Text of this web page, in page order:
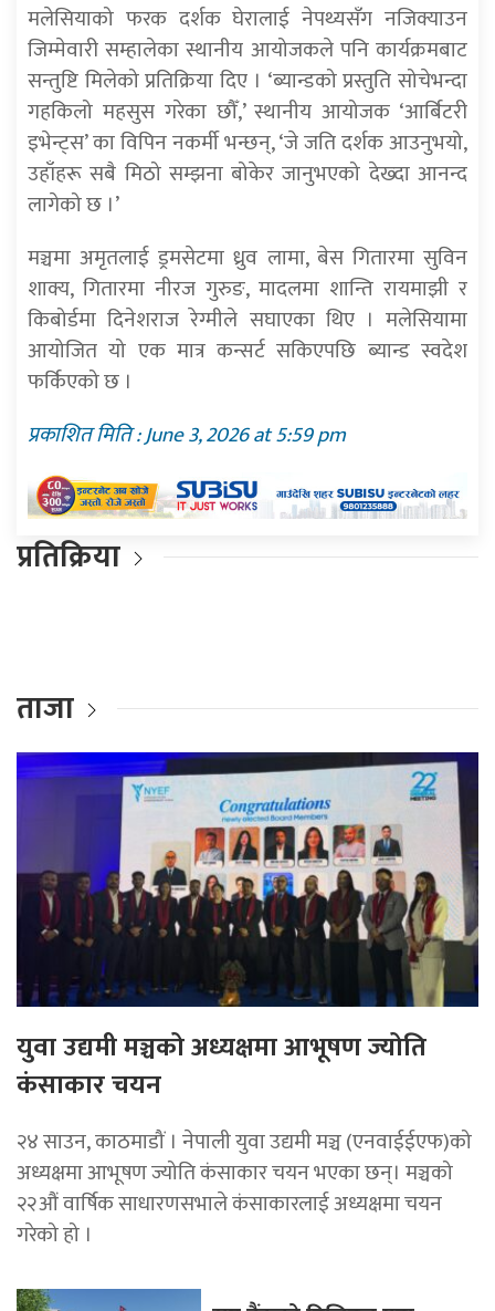
मलेसियाको फरक दर्शक घेरालाई नेपथ्यसँग नजिक्याउन
जिम्मेवारी सम्हालेका स्थानीय आयोजकले पनि कार्यक्रमबाट
सन्तुष्टि मिलेको प्रतिक्रिया दिए । ‘ब्यान्डको प्रस्तुति सोचेभन्दा
गहकिलो महसुस गरेका छौँ,’ स्थानीय आयोजक ‘आर्बिटरी
इभेन्ट्स’ का विपिन नकर्मी भन्छन्, ‘जे जति दर्शक आउनुभयो,
उहाँहरू सबै मिठो सम्झना बोकेर जानुभएको देख्दा आनन्द
लागेको छ ।’
मञ्चमा अमृतलाई ड्रमसेटमा ध्रुव लामा, बेस गितारमा सुविन
शाक्य, गितारमा नीरज गुरुङ, मादलमा शान्ति रायमाझी र
किबोर्डमा दिनेशराज रेग्मीले सघाएका थिए । मलेसियामा
आयोजित यो एक मात्र कन्सर्ट सकिएपछि ब्यान्ड स्वदेश
फर्किएको छ ।
प्रकाशित मिति : June 3, 2026 at 5:59 pm
प्रतिक्रिया
ताजा
युवा उद्यमी मञ्चको अध्यक्षमा आभूषण ज्योति
कंसाकार चयन
२४ साउन, काठमाडौं । नेपाली युवा उद्यमी मञ्च (एनवाईईएफ)को
अध्यक्षमा आभूषण ज्योति कंसाकार चयन भएका छन्। मञ्चको
२२औं वार्षिक साधारणसभाले कंसाकारलाई अध्यक्षमा चयन
गरेको हो ।